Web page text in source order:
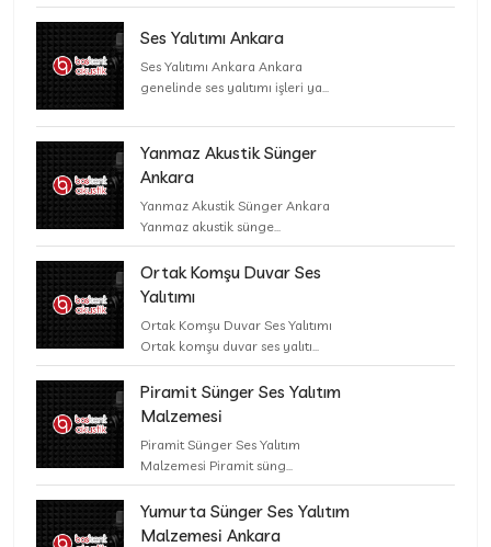
Ses Yalıtımı Ankara
Ses Yalıtımı Ankara Ankara
genelinde ses yalıtımı işleri ya...
Yanmaz Akustik Sünger
Ankara
Yanmaz Akustik Sünger Ankara
Yanmaz akustik sünge...
Ortak Komşu Duvar Ses
Yalıtımı
Ortak Komşu Duvar Ses Yalıtımı
Ortak komşu duvar ses yalıtı...
Piramit Sünger Ses Yalıtım
Malzemesi
Piramit Sünger Ses Yalıtım
Malzemesi Piramit süng...
Yumurta Sünger Ses Yalıtım
Malzemesi Ankara